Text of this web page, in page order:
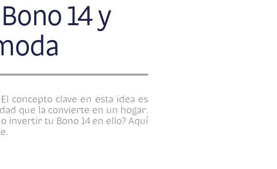
14 y
concepto clave en esta idea es
que la convierte en un hogar.
invertir tu Bono 14 en ello? Aquí